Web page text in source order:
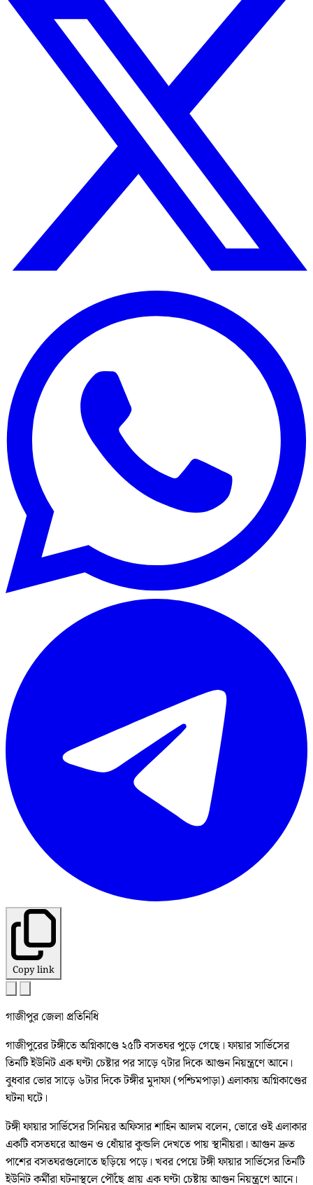
Copy link
গাজীপুর জেলা প্রতিনিধি
গাজীপুরের টঙ্গীতে অগ্নিকাণ্ডে ২৫টি বসতঘর পুড়ে গেছে। ফায়ার সার্ভিসের
তিনটি ইউনিট এক ঘণ্টা চেষ্টার পর সাড়ে ৭টার দিকে আগুন নিয়ন্ত্রণে আনে।
বুধবার ভোর সাড়ে ৬টার দিকে টঙ্গীর মুদাফা (পশ্চিমপাড়া) এলাকায় অগ্নিকাণ্ডের
ঘটনা ঘটে।
টঙ্গী ফায়ার সার্ভিসের সিনিয়র অফিসার শাহিন আলম বলেন, ভোরে ওই এলাকার
একটি বসতঘরে আগুন ও ধোঁয়ার কুন্ডলি দেখতে পায় স্থানীয়রা। আগুন দ্রুত
পাশের বসতঘরগুলোতে ছড়িয়ে পড়ে। খবর পেয়ে টঙ্গী ফায়ার সার্ভিসের তিনটি
ইউনিট কর্মীরা ঘটনাস্থলে পৌঁছে প্রায় এক ঘণ্টা চেষ্টায় আগুন নিয়ন্ত্রণে আনে।